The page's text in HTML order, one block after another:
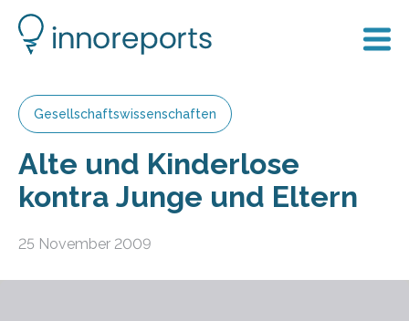
Gesellschaftswissenschaften
Alte und Kinderlose
kontra Junge und Eltern
25 November 2009